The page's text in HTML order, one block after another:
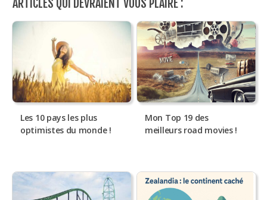
ARTICLES QUI DEVRAIENT VOUS PLAIRE :
Les 10 pays les plus
optimistes du monde !
Mon Top 19 des
meilleurs road movies !